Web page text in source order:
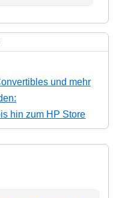
und mehr
hin zum HP Store